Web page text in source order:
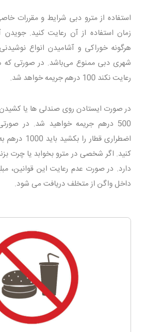
استفاده از مترو دبی شرایط و مقررات
زمان استفاده از آن رعایت کنید.
هرگونه خوراکی و آشامیدن انواع
شهری دبی ممنوع می‌باشد. در صورتی که
رعایت نکند 100 درهم جریمه خواهد شد.
در صورت ایستادن روی صندلی ها یا
500 درهم جریمه خواهید شد. در
اضطراری
دارد. در صورت عدم رعایت این قوانین،
داخل واگن از متخلف دریافت می شود.